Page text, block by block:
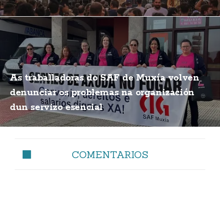
As traballadoras do SAF de Muxía volven
denunciar os problemas na organización
dun servizo esencial
COMENTARIOS